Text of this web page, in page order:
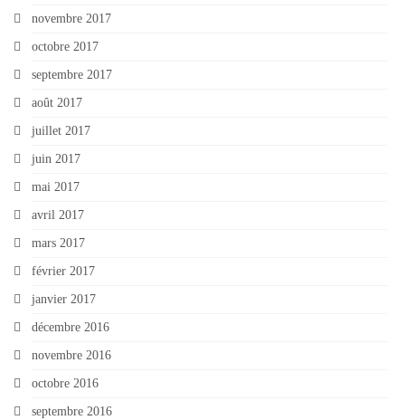
novembre 2017
octobre 2017
septembre 2017
août 2017
juillet 2017
juin 2017
mai 2017
avril 2017
mars 2017
février 2017
janvier 2017
décembre 2016
novembre 2016
octobre 2016
septembre 2016